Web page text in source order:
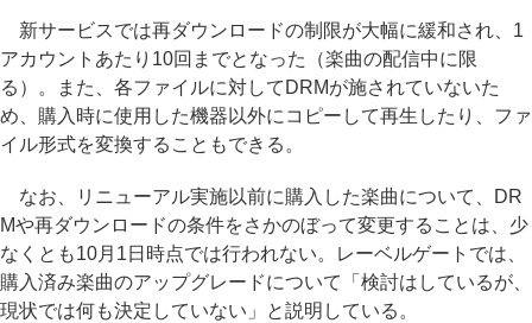
新サービスでは再ダウンロードの制限が大幅に緩和され、1
アカウントあたり10回までとなった（楽曲の配信中に限
る）。また、各ファイルに対してDRMが施されていないた
め、購入時に使用した機器以外にコピーして再生したり、ファ
イル形式を変換することもできる。
なお、リニューアル実施以前に購入した楽曲について、DR
Mや再ダウンロードの条件をさかのぼって変更することは、少
なくとも10月1日時点では行われない。レーベルゲートでは、
購入済み楽曲のアップグレードについて「検討はしているが、
現状では何も決定していない」と説明している。